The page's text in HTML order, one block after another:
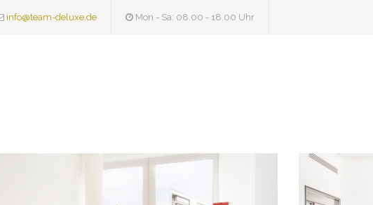
info@team-deluxe.de Mon - Sa: 08.00 - 18.00 Uhr